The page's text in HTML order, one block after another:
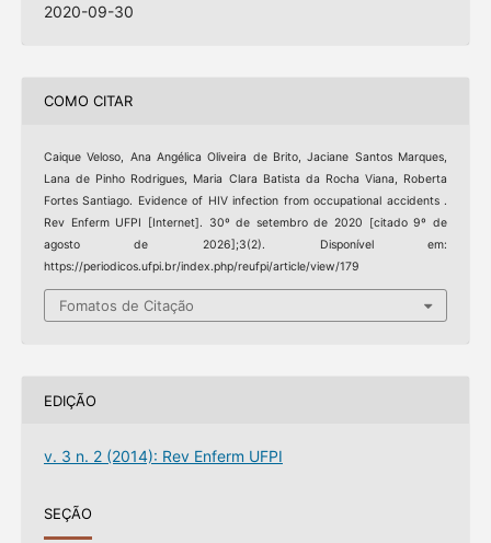
2020-09-30
COMO CITAR
Caique Veloso, Ana Angélica Oliveira de Brito, Jaciane Santos Marques,
Lana de Pinho Rodrigues, Maria Clara Batista da Rocha Viana, Roberta
Fortes Santiago. Evidence of HIV infection from occupational accidents .
Rev Enferm UFPI [Internet]. 30º de setembro de 2020 [citado 9º de
agosto de 2026];3(2). Disponível em:
https://periodicos.ufpi.br/index.php/reufpi/article/view/179
Fomatos de Citação
EDIÇÃO
v. 3 n. 2 (2014): Rev Enferm UFPI
SEÇÃO